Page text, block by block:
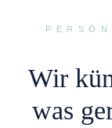
Wir
was